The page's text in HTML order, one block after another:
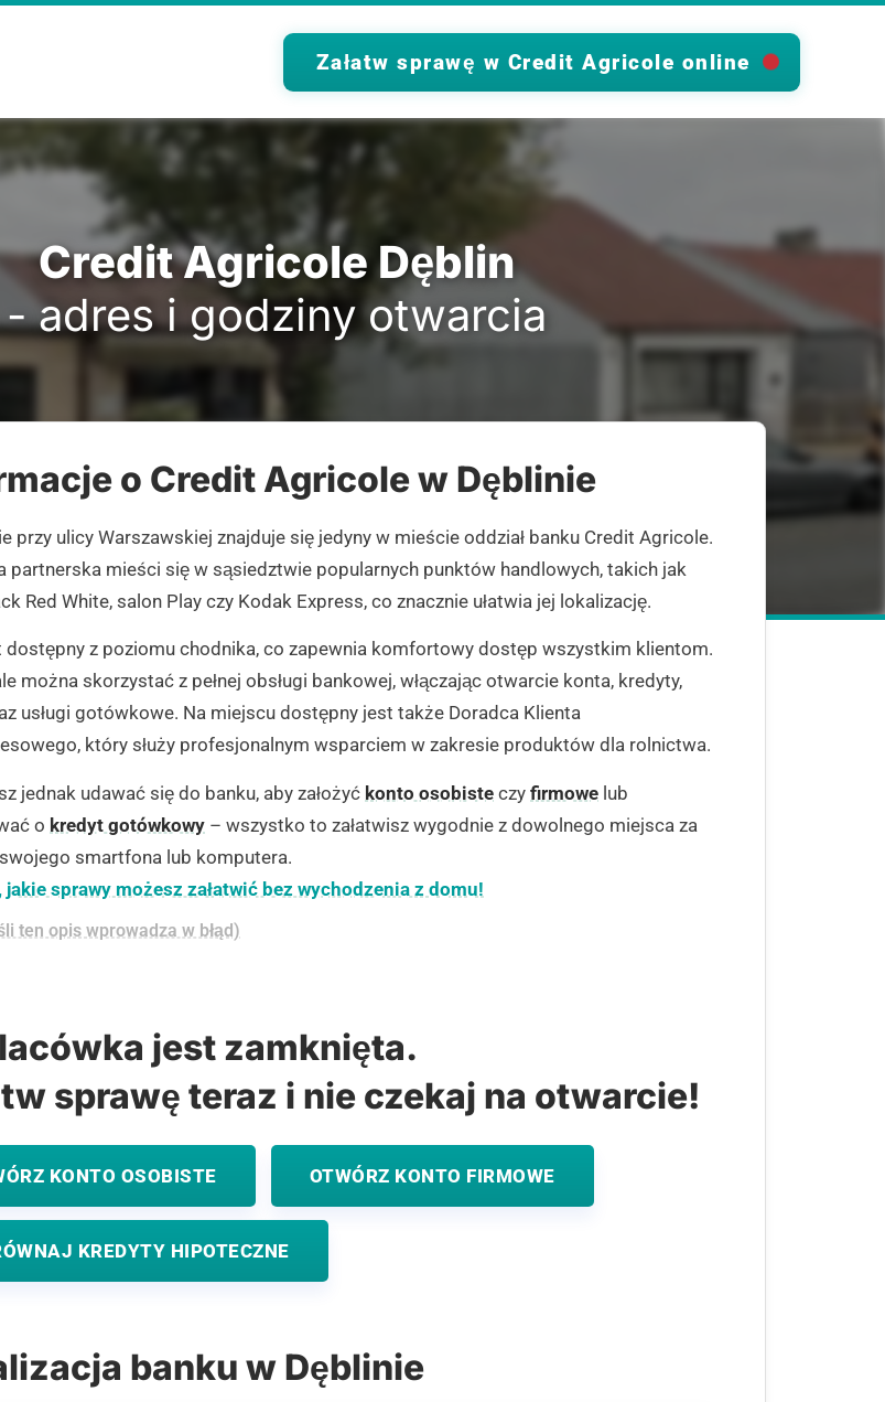
Załatw sprawę w Credit Agricole online
Credit Agricole Dęblin
- adres i godziny otwarcia
o Credit Agricole w Dęblinie
przy ulicy Warszawskiej znajduje się jedyny w mieście oddział banku Credit Agricole.
partnerska mieści się w sąsiedztwie popularnych punktów handlowych, takich jak
Red White, salon Play czy Kodak Express, co znacznie ułatwia jej lokalizację.
dostępny z poziomu chodnika, co zapewnia komfortowy dostęp wszystkim klientom.
można skorzystać z pełnej obsługi bankowej, włączając otwarcie konta, kredyty,
usługi gotówkowe. Na miejscu dostępny jest także Doradca Klienta
który służy profesjonalnym wsparciem w zakresie produktów dla rolnictwa.
jednak udawać się do banku, aby założyć konto osobiste czy firmowe lub
o kredyt gotówkowy – wszystko to załatwisz wygodnie z dowolnego miejsca za
smartfona lub komputera.
jakie sprawy możesz załatwić bez wychodzenia z domu!
ten opis wprowadza w błąd)
jest zamknięta.
sprawę teraz i nie czekaj na otwarcie!
KONTO OSOBISTE OTWÓRZ KONTO FIRMOWE
KREDYTY HIPOTECZNE
banku w Dęblinie